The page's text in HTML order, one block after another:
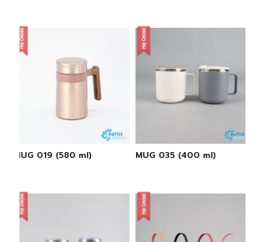
MUG 019 (580 ml) MUG 035 (400 ml)